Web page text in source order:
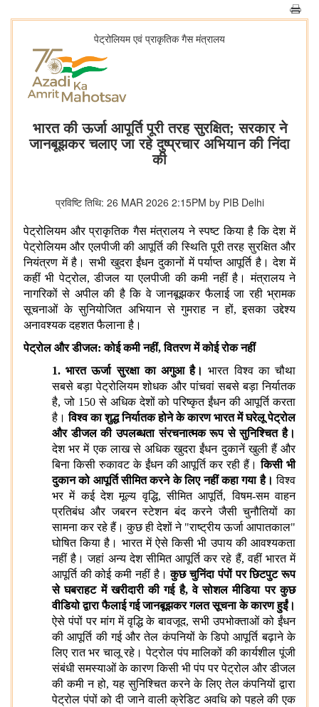
पेट्रोलियम एवं प्राकृतिक गैस मंत्रालय
भारत की ऊर्जा आपूर्ति पूरी तरह सुरक्षित; सरकार ने
जानबूझकर चलाए जा रहे दुष्प्रचार अभियान की निंदा
की
प्रविष्टि तिथि: 26 MAR 2026 2:15PM by PIB Delhi
पेट्रोलियम और प्राकृतिक गैस मंत्रालय ने स्पष्ट किया है कि देश में
पेट्रोलियम और एलपीजी की आपूर्ति की स्थिति पूरी तरह सुरक्षित और
नियंत्रण में है। सभी खुदरा ईंधन दुकानों में पर्याप्त आपूर्ति है। देश में
कहीं भी पेट्रोल, डीजल या एलपीजी की कमी नहीं है। मंत्रालय ने
नागरिकों से अपील की है कि वे जानबूझकर फैलाई जा रही भ्रामक
सूचनाओं के सुनियोजित अभियान से गुमराह न हों, इसका उद्देश्य
अनावश्यक दहशत फैलाना है।
पेट्रोल और डीजल: कोई कमी नहीं, वितरण में कोई रोक नहीं
1. भारत ऊर्जा सुरक्षा का अगुआ है। भारत विश्व का चौथा
सबसे बड़ा पेट्रोलियम शोधक और पांचवां सबसे बड़ा निर्यातक
है, जो 150 से अधिक देशों को परिष्कृत ईंधन की आपूर्ति करता
है। विश्व का शुद्ध निर्यातक होने के कारण भारत में घरेलू पेट्रोल
और डीजल की उपलब्धता संरचनात्मक रूप से सुनिश्चित है।
देश भर में एक लाख से अधिक खुदरा ईंधन दुकानें खुली हैं और
बिना किसी रुकावट के ईंधन की आपूर्ति कर रही हैं।किसी भी
दुकान को आपूर्ति सीमित करने के लिए नहीं कहा गया है। विश्व
भर में कई देश मूल्य वृद्धि, सीमित आपूर्ति, विषम-सम वाहन
प्रतिबंध और जबरन स्टेशन बंद करने जैसी चुनौतियों का
सामना कर रहे हैं। कुछ ही देशों ने "राष्ट्रीय ऊर्जा आपातकाल"
घोषित किया है। भारत में ऐसे किसी भी उपाय की आवश्यकता
नहीं है। जहां अन्य देश सीमित आपूर्ति कर रहे हैं, वहीं भारत में
आपूर्ति की कोई कमी नहीं है।कुछ चुनिंदा पंपों पर छिटपुट रूप
से घबराहट में खरीदारी की गई है, वे सोशल मीडिया पर कुछ
वीडियो द्वारा फैलाई गई जानबूझकर गलत सूचना के कारण हुईं।
ऐसे पंपों पर मांग में वृद्धि के बावजूद, सभी उपभोक्ताओं को ईंधन
की आपूर्ति की गई और तेल कंपनियों के डिपो आपूर्ति बढ़ाने के
लिए रात भर चालू रहे। पेट्रोल पंप मालिकों की कार्यशील पूंजी
संबंधी समस्याओं के कारण किसी भी पंप पर पेट्रोल और डीजल
की कमी न हो, यह सुनिश्चित करने के लिए तेल कंपनियों द्वारा
पेट्रोल पंपों को दी जाने वाली क्रेडिट अवधि को पहले की एक